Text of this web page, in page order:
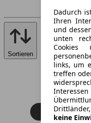
Dadurch
Ihren
und
unten
Cookies
links, um
treffen
keine
Sortieren